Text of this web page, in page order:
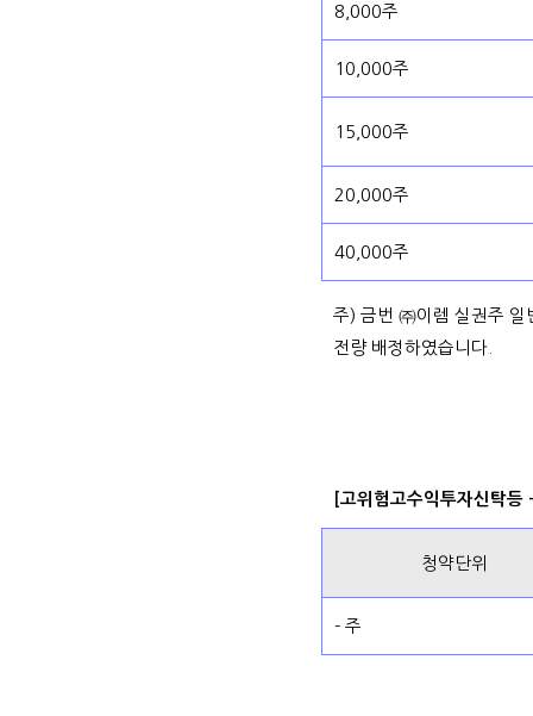
8,000주
10,000주
15,000주
20,000주
40,000주
주) 금번 ㈜이렘 실권주
전량 배정하였습니다.
[고위험고수익투자신탁
청약단위
- 주